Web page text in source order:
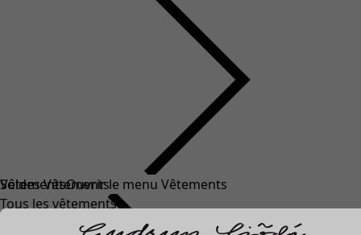
Soldes Vêtements
Tous les vêtements